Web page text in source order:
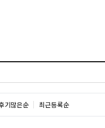
기많은순 최근등록순